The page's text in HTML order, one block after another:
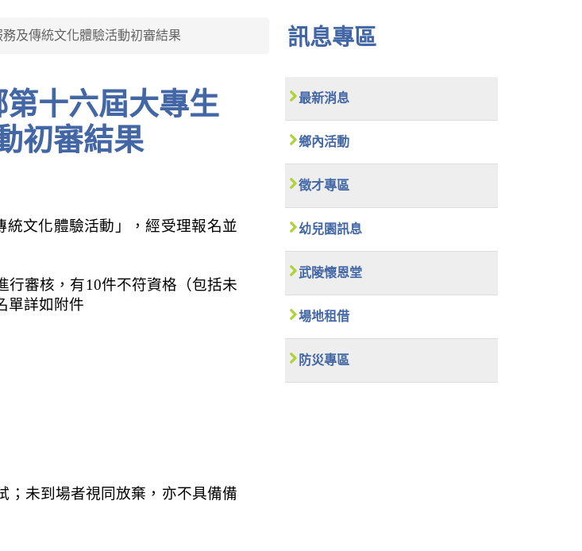
及傳統文化體驗活動初審結果
初審結果
文化體驗活動」，經受理報名並
行審核，有10件不符資格（包括未
單詳如附件
；未到場者視同放棄，亦不具備備
訊息專區
最新消息
鄉內活動
徵才專區
幼兒園訊息
武陵懷恩堂
場地租借
防災專區